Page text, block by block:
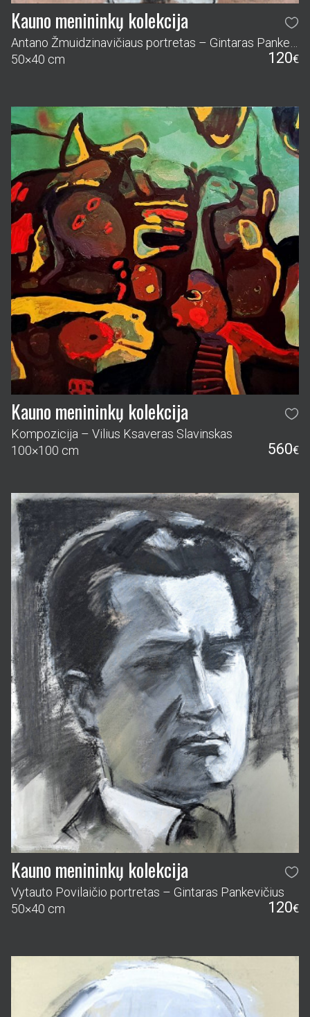
Kauno menininkų kolekcija
Antano Žmuidzinavičiaus portretas – Gintaras Pankevičius
50×40 cm
120€
Kauno menininkų kolekcija
Kompozicija – Vilius Ksaveras Slavinskas
100×100 cm
560€
Kauno menininkų kolekcija
Vytauto Povilaičio portretas – Gintaras Pankevičius
50×40 cm
120€